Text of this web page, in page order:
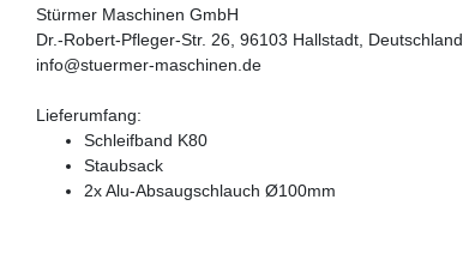
Stürmer Maschinen GmbH
Dr.-Robert-Pfleger-Str. 26, 96103 Hallstadt, Deutschland
info@stuermer-maschinen.de
Lieferumfang:
Schleifband K80
Staubsack
2x Alu-Absaugschlauch Ø100mm